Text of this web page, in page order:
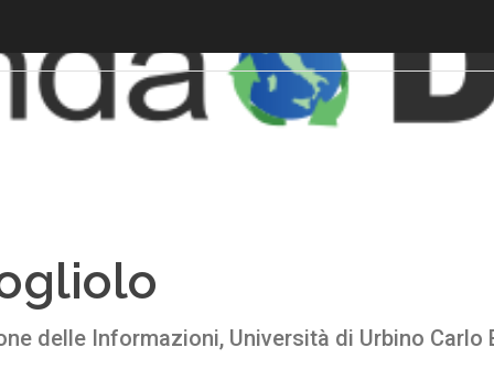
delle Informazioni, Università di Urbino Carlo